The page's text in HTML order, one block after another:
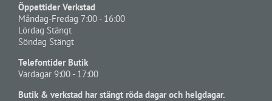
Öppettider Verkstad
Måndag-Fredag 7:00 - 16:00
Lördag Stängt
Söndag Stängt
Telefontider Butik
Vardagar 9:00 - 17:00
Butik & verkstad har stängt röda dagar och helgdagar.